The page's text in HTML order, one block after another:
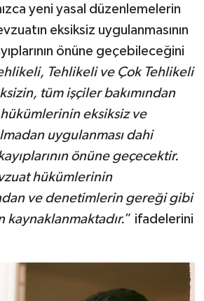
yeni yasal düzenlemelerin
eksiksiz uygulanmasının
önüne geçebileceğini
Tehlikeli ve Çok Tehlikeli
tüm işçiler bakımından
eksiksiz ve
uygulanması dahi
önüne geçecektir.
hükümlerinin
ve denetimlerin gereği gibi
kaynaklanmaktadır.” ifadelerini